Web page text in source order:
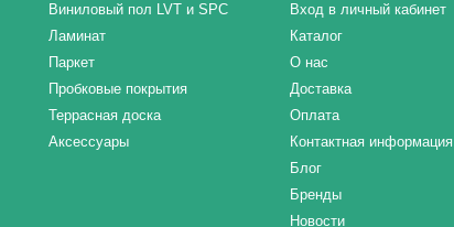
Виниловый пол LVT и SPC
Ламинат
Паркет
Пробковые покрытия
Террасная доска
Аксессуары
Вход в личный кабинет
Каталог
О нас
Доставка
Оплата
Контактная информация
Блог
Бренды
Новости